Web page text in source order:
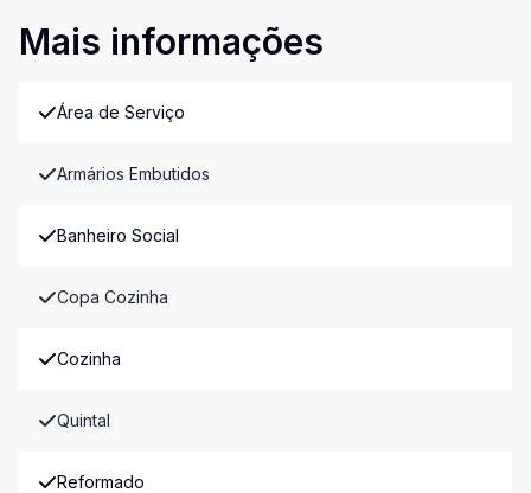
Mais informações
Área de Serviço
Armários Embutidos
Banheiro Social
Copa Cozinha
Cozinha
Quintal
Reformado